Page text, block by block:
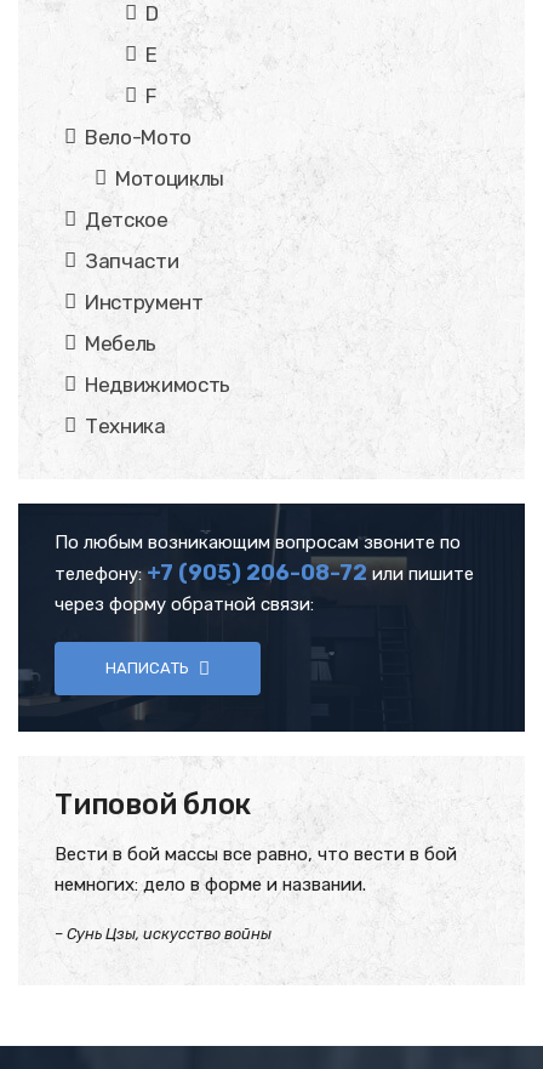
D
E
F
Вело-Мото
Мотоциклы
Детское
Запчасти
Инструмент
Мебель
Недвижимость
Техника
По любым возникающим вопросам звоните по
телефону:+7 (905) 206-08-72 или пишите
через форму обратной связи:
НАПИСАТЬ
Типовой блок
Вести в бой массы все равно, что вести в бой
немногих: дело в форме и названии.
– Сунь Цзы, искусство войны